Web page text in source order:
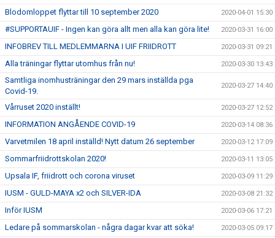
Blodomloppet flyttar till 10 september 2020 2020-04-01 15:30
#SUPPORTAUIF - Ingen kan göra allt men alla kan göra lite! 2020-03-31 16:00
INFOBREV TILL MEDLEMMARNA I UIF FRIIDROTT 2020-03-31 09:21
Alla träningar flyttar utomhus från nu! 2020-03-30 13:43
Samtliga inomhusträningar den 29 mars inställda pga
Covid-19.
2020-03-27 14:40
Vårruset 2020 inställt! 2020-03-27 12:52
INFORMATION ANGÅENDE COVID-19 2020-03-14 08:36
Varvetmilen 18 april inställd! Nytt datum 26 september 2020-03-12 17:09
Sommarfriidrottskolan 2020! 2020-03-11 13:05
Upsala IF, friidrott och corona viruset 2020-03-09 11:29
IUSM - GULD-MAYA x2 och SILVER-IDA 2020-03-08 21:32
Inför IUSM 2020-03-06 17:21
Ledare på sommarskolan - några dagar kvar att söka! 2020-03-05 09:17